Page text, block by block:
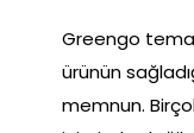
Greengo
ürünün
memnun.